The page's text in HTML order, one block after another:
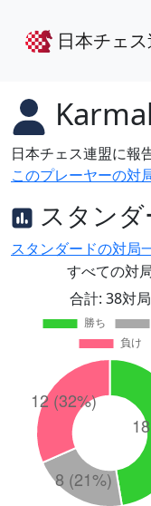
日本チェ
日本チェス連盟に報
このプレーヤーの対
スタンダ
スタンダードの対局
すべての対
合計: 38対局